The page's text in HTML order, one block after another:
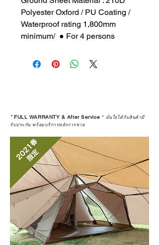
Polyester Oxford / PU Coating /
Waterproof rating 1,800mm
minimum/ ● For 4 persons
*FULL WARRANTY & After Service * มั่นใจได้กับสินค้ามี
รับประกัน พร้อมบริการหลังการขาย